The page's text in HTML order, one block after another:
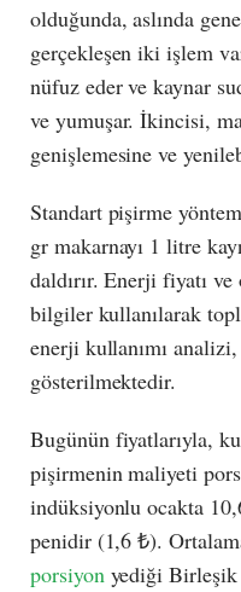
olduğunda, aslında
gerçekleşen iki işlem
nüfuz eder ve kaynar
ve yumuşar. İkincisi,
genişlemesine ve
Standart pişirme
gr makarnayı 1 litre
daldırır. Enerji fiyatı
bilgiler kullanılarak
enerji kullanımı
gösterilmektedir.
Bugünün fiyatlarıyla,
pişirmenin maliyeti
indüksiyonlu ocakta
penidir (1,6 ₺).
porsiyonyediği Birleşik